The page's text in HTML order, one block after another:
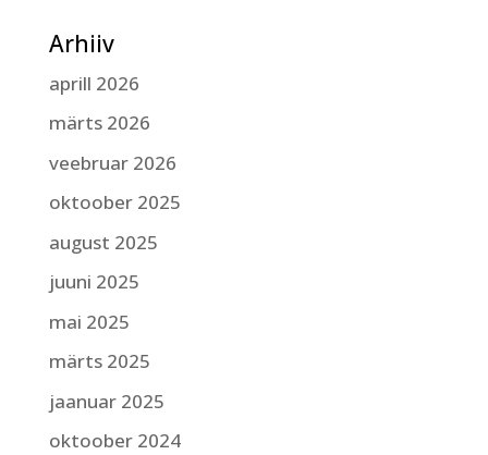
Arhiiv
aprill 2026
märts 2026
veebruar 2026
oktoober 2025
august 2025
juuni 2025
mai 2025
märts 2025
jaanuar 2025
oktoober 2024